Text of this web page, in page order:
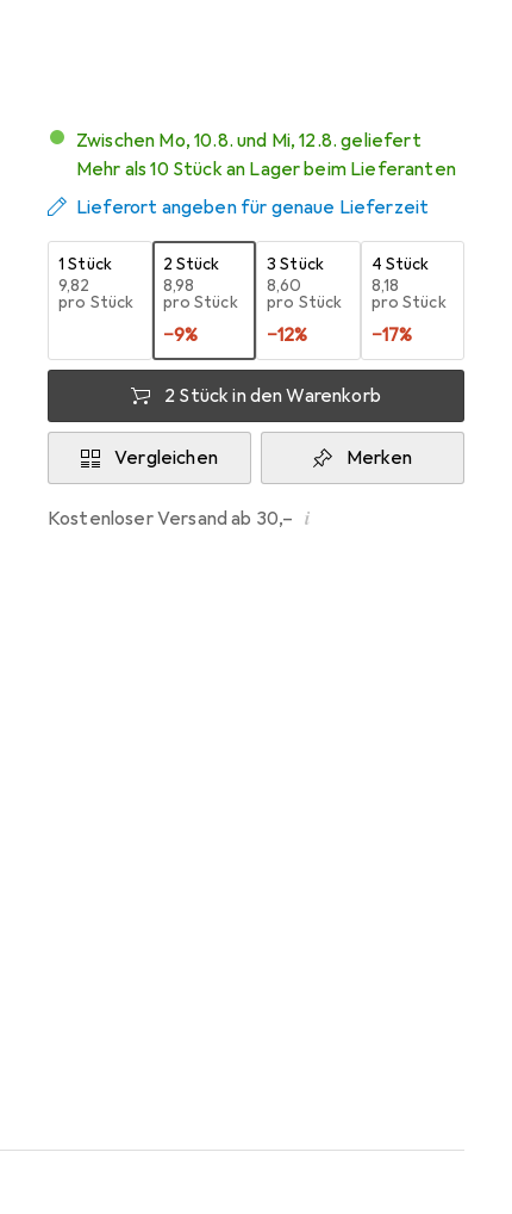
Zwischen Mo, 10.8. und Mi, 12.8. geliefert
Mehr als 10 Stück an Lager beim Lieferanten
Lieferort angeben für genaue Lieferzeit
1 Stück
EUR
9,82
pro Stück
2 Stück
EUR
8,98
pro Stück
−9%
3 Stück
EUR
8,60
pro Stück
−12%
4 Stück
EUR
8,18
pro Stück
−17%
2 Stück in den Warenkorb
Vergleichen Merken
Kostenloser Versand ab 30,– i